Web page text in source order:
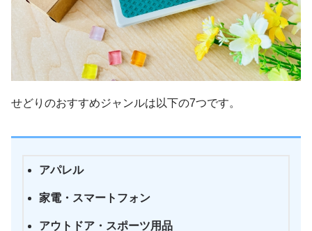
せどりのおすすめジャンルは以下の7つです。
アパレル
家電・スマートフォン
アウトドア・スポーツ用品